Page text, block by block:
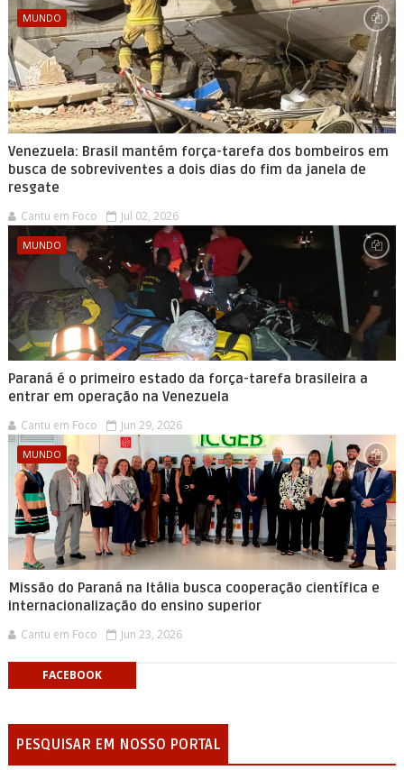
MUNDO
Venezuela: Brasil mantém força-tarefa dos bombeiros em
busca de sobreviventes a dois dias do fim da janela de
resgate
Cantu em Foco Jul 02, 2026
MUNDO
Paraná é o primeiro estado da força-tarefa brasileira a
entrar em operação na Venezuela
Cantu em Foco Jun 29, 2026
MUNDO
Missão do Paraná na Itália busca cooperação científica e
internacionalização do ensino superior
Cantu em Foco Jun 23, 2026
FACEBOOK
PESQUISAR EM NOSSO PORTAL